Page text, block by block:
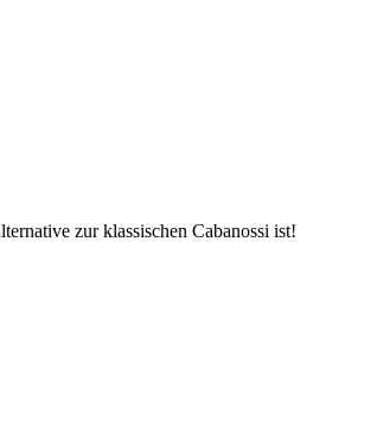
zur klassischen Cabanossi ist!